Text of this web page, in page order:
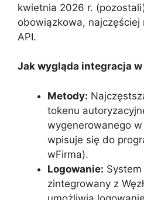
kwietnia 2026 r.
obowiązkowa, najczęściej
API.
Jak wygląda integracja
Metody:
tokenu
wygenerowanego
wpisuje się do
wFirma).
Logowanie: System
zintegrowany z